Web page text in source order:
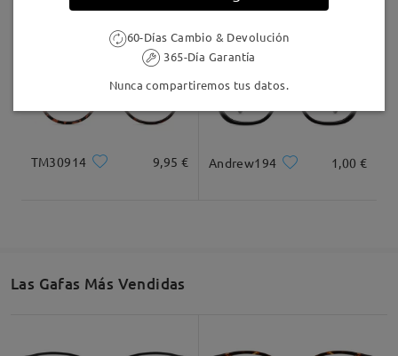
TM30914 9,95 € Andrew194 1,00 €
Las Gafas Más Vendidas
60-Días Cambio & Devolución
365-Día Garantía
Nunca compartiremos tus datos.